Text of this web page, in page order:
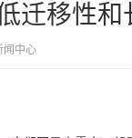
迁移性和
闻中心